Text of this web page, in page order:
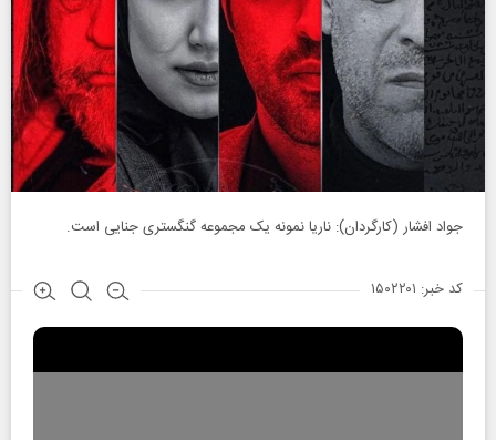
جواد افشار (کارگردان): ناریا نمونه یک مجموعه گنگستری جنایی است.
کد خبر: ۱۵۰۲۲۰۱